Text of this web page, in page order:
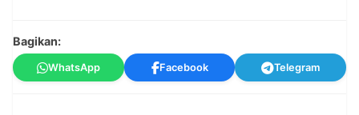
Bagikan:
WhatsApp Facebook Telegram